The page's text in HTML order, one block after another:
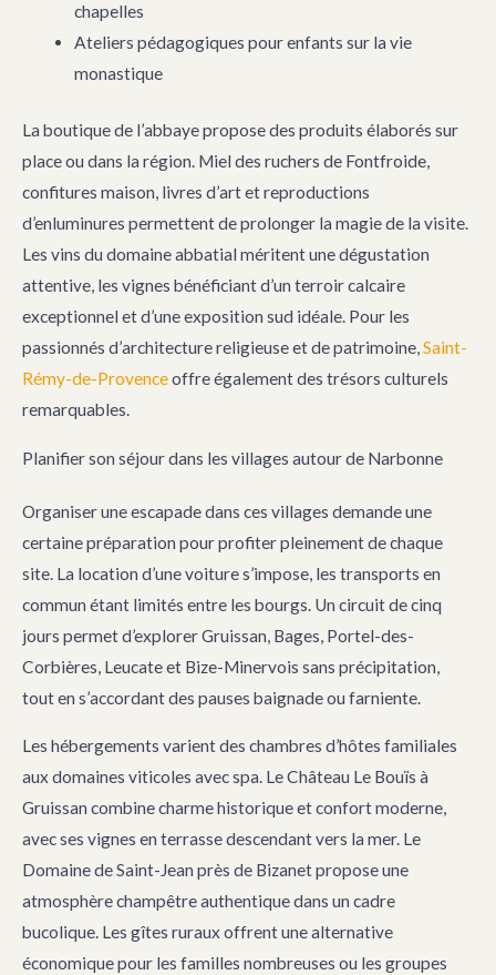
chapelles
Ateliers pédagogiques pour enfants sur la vie
monastique
La boutique de l’abbaye propose des produits élaborés sur
place ou dans la région. Miel des ruchers de Fontfroide,
confitures maison, livres d’art et reproductions
d’enluminures permettent de prolonger la magie de la visite.
Les vins du domaine abbatial méritent une dégustation
attentive, les vignes bénéficiant d’un terroir calcaire
exceptionnel et d’une exposition sud idéale. Pour les
passionnés d’architecture religieuse et de patrimoine,Saint-
Rémy-de-Provenceoffre également des trésors culturels
remarquables.
Planifier son séjour dans les villages autour de Narbonne
Organiser une escapade dans ces villages demande une
certaine préparation pour profiter pleinement de chaque
site. La location d’une voiture s’impose, les transports en
commun étant limités entre les bourgs. Un circuit de cinq
jours permet d’explorer Gruissan, Bages, Portel-des-
Corbières, Leucate et Bize-Minervois sans précipitation,
tout en s’accordant des pauses baignade ou farniente.
Les hébergements varient des chambres d’hôtes familiales
aux domaines viticoles avec spa. Le Château Le Bouïs à
Gruissan combine charme historique et confort moderne,
avec ses vignes en terrasse descendant vers la mer. Le
Domaine de Saint-Jean près de Bizanet propose une
atmosphère champêtre authentique dans un cadre
bucolique. Les gîtes ruraux offrent une alternative
économique pour les familles nombreuses ou les groupes